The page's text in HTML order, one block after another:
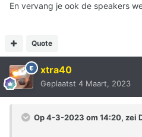
En vervang je ook de speakers
Quote
xtra40
Geplaatst 4 Maart, 2023
Op 4-3-2023 om 14:20, zei